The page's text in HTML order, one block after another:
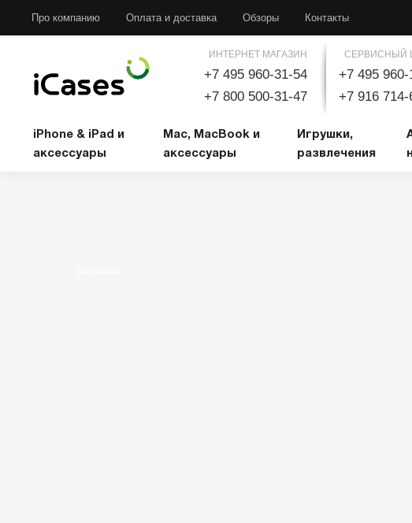
Про компанию Оплата и доставка Обзоры Контакты
ИНТЕРНЕТ МАГАЗИН
+7 495 960-31-54
+7 800 500-31-47
СЕРВИСНЫЙ
+7 495 960-
+7 916 714-
iPhone & iPad и
аксессуары
Mac, MacBook и
аксессуары
Игрушки,
развлечения